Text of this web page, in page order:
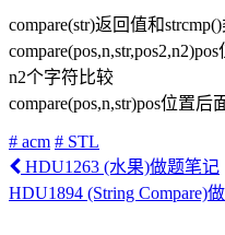
compare(str)返回值和
n2个字符比较
compare(pos,n,str)pos位置
# acm # STL
HDU1263 (水果)做题笔记
HDU1894 (String Compare)